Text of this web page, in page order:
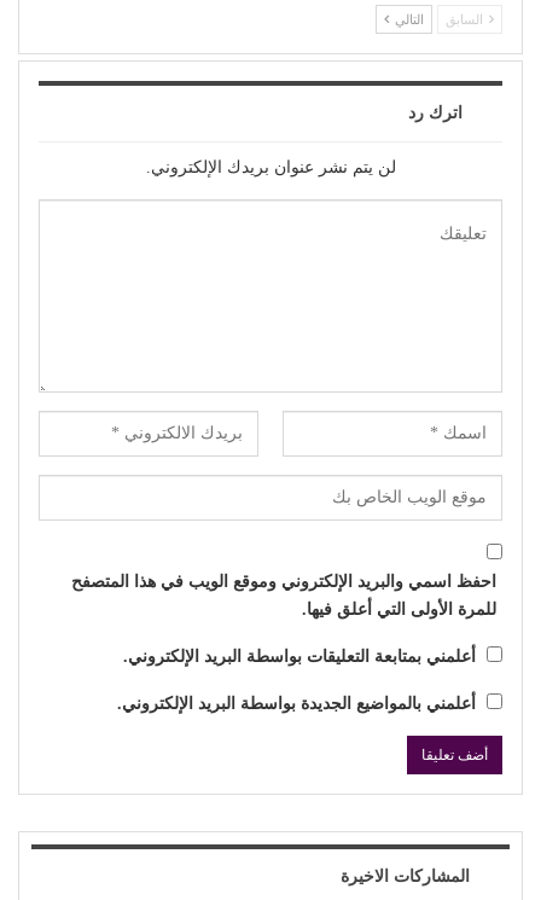
السابق التالي
اترك رد
لن يتم نشر عنوان بريدك الإلكتروني.
احفظ اسمي والبريد الإلكتروني وموقع الويب في هذا المتصفح
للمرة الأولى التي أعلق فيها.
أعلمني بمتابعة التعليقات بواسطة البريد الإلكتروني.
أعلمني بالمواضيع الجديدة بواسطة البريد الإلكتروني.
المشاركات الاخيرة